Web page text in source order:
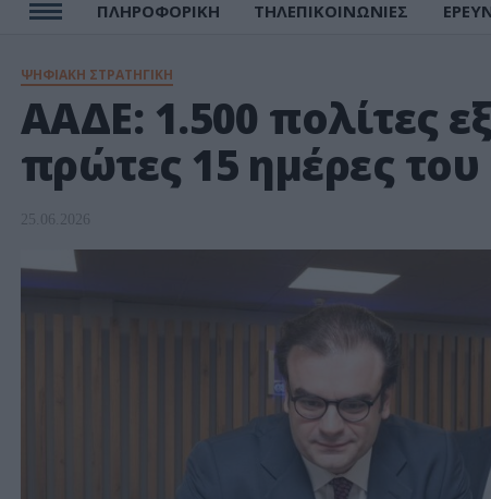
ΠΛΗΡΟΦΟΡΙΚΗ ΤΗΛΕΠΙΚΟΙΝΩΝΙΕΣ
ΨΗΦΙΑΚΗ ΣΤΡΑΤΗΓΙΚΗ
ΑΑΔΕ: 1.500 πολίτες
πρώτες 15 ημέρες
25.06.2026